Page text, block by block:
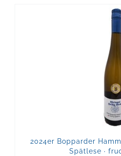
2024er Bopparder Hamm
Spätlese ·